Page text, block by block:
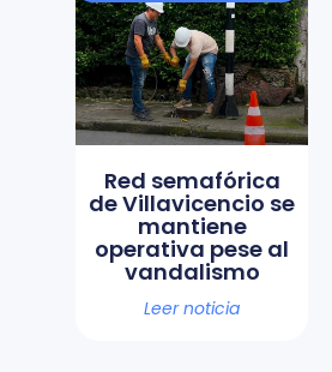
Red semafórica
de Villavicencio se
mantiene
operativa pese al
vandalismo
Leer noticia